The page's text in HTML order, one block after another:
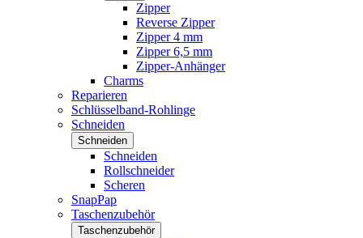
Zipper
Reverse Zipper
Zipper 4 mm
Zipper 6,5 mm
Zipper-Anhänger
Charms
Reparieren
Schlüsselband-Rohlinge
Schneiden
Schneiden
Schneiden
Rollschneider
Scheren
SnapPap
Taschenzubehör
Taschenzubehör